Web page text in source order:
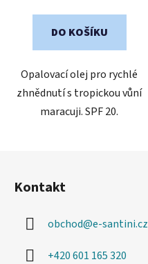
DO KOŠÍKU
Opalovací olej pro rychlé
zhnědnutí s tropickou vůní
maracuji. SPF 20.
Kontakt
obchod@e-santini.cz
+420 601 165 320